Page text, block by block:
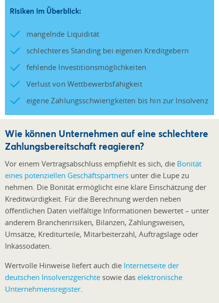
Risiken im Überblick:
mangelnde Liquidität
schlechteres Standing bei eigenen Kreditgebern
fehlende Investitionsmöglichkeiten
Verlust von Wettbewerbsfähigkeit
eigene Zahlungsschwierigkeiten bis hin zur Insolvenz
Wie können Unternehmen auf eine schlechtere
Zahlungsbereitschaft reagieren?
Vor einem Vertragsabschluss empfiehlt es sich, die Bonität
eines potenziellen Geschäftspartners unter die Lupe zu
nehmen. Die Bonität ermöglicht eine klare Einschätzung der
Kreditwürdigkeit. Für die Berechnung werden neben
öffentlichen Daten vielfältige Informationen bewertet – unter
anderem Branchenrisiken, Bilanzen, Zahlungsweisen,
Umsätze, Krediturteile, Mitarbeiterzahl, Auftragslage oder
Inkassodaten.
Wertvolle Hinweise liefert auch die Internetseite der
deutschen Insolvenzgerichte sowie das elektronische
Unternehmensregister